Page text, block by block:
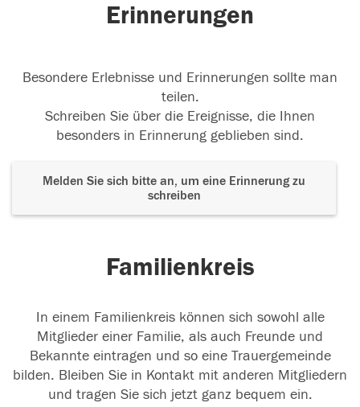
Erinnerungen
Besondere Erlebnisse und Erinnerungen sollte man
teilen.
Schreiben Sie über die Ereignisse, die Ihnen
besonders in Erinnerung geblieben sind.
Melden Sie sich bitte an, um eine Erinnerung zu
schreiben
Familienkreis
In einem Familienkreis können sich sowohl alle
Mitglieder einer Familie, als auch Freunde und
Bekannte eintragen und so eine Trauergemeinde
bilden. Bleiben Sie in Kontakt mit anderen Mitgliedern
und tragen Sie sich jetzt ganz bequem ein.